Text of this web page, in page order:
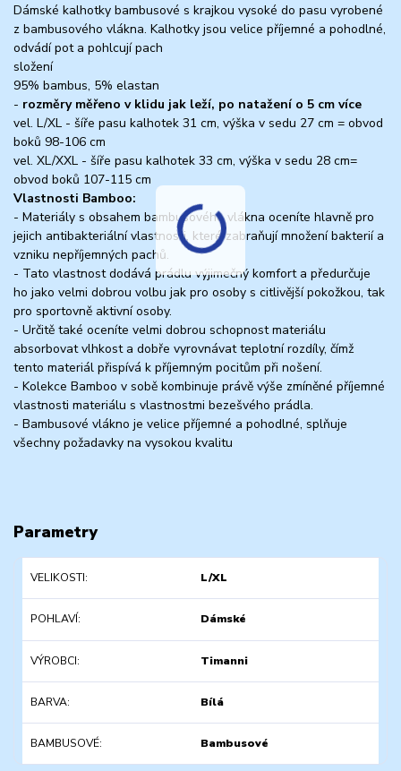
Dámské kalhotky bambusové s krajkou vysoké do pasu vyrobené
z bambusového vlákna. Kalhotky jsou velice příjemné a pohodlné,
odvádí pot a pohlcují pach
složení
95% bambus, 5% elastan
- rozměry měřeno v klidu jak leží, po natažení o 5 cm více
vel. L/XL - šíře pasu kalhotek 31 cm, výška v sedu 27 cm = obvod
boků 98-106 cm
vel. XL/XXL - šíře pasu kalhotek 33 cm, výška v sedu 28 cm=
obvod boků 107-115 cm
Vlastnosti Bamboo:
- Materiály s obsahem bambusového vlákna oceníte hlavně pro
jejich antibakteriální vlastnosti, které zabraňují množení bakterií a
vzniku nepříjemných pachů.
- Tato vlastnost dodává prádlu výjimečný komfort a předurčuje
ho jako velmi dobrou volbu jak pro osoby s citlivější pokožkou, tak
pro sportovně aktivní osoby.
- Určitě také oceníte velmi dobrou schopnost materiálu
absorbovat vlhkost a dobře vyrovnávat teplotní rozdíly, čímž
tento materiál přispívá k příjemným pocitům při nošení.
- Kolekce Bamboo v sobě kombinuje právě výše zmíněné příjemné
vlastnosti materiálu s vlastnostmi bezešvého prádla.
- Bambusové vlákno je velice příjemné a pohodlné, splňuje
všechny požadavky na vysokou kvalitu
Parametry
VELIKOSTI L/XL
POHLAVÍ Dámské
VÝROBCI Timanni
BARVA Bílá
BAMBUSOVÉ Bambusové